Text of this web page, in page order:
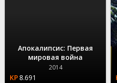
Апокалипсис: Первая
мировая война
2014
8.691